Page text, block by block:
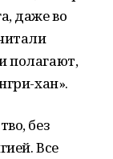
даже во
полагают,
хан».
без
Все